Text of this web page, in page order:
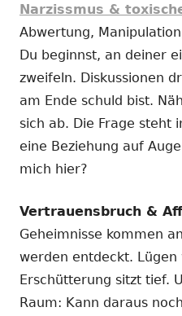
Narzissmus &
Abwertung,
Du beginnst, an deiner
zweifeln. Diskussionen
am Ende schuld bist.
sich ab. Die Frage steht
eine Beziehung auf
mich hier?
Vertrauensbruch &
Geheimnisse kommen
werden entdeckt. Lügen
Erschütterung sitzt tief.
Raum: Kann daraus